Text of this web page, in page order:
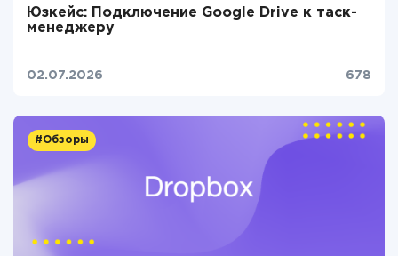
Юзкейс: Подключение Google Drive к таск-
менеджеру
02.07.2026 678
#Обзоры